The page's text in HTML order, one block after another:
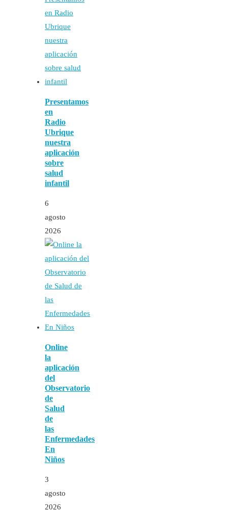
Presentamos
en
Radio
Ubrique
nuestra
aplicación
sobre
salud
infantil
6
agosto
2026
Online
la
aplicación
del
Observatorio
de
Salud
de
las
Enfermedades
En
Niños
3
agosto
2026